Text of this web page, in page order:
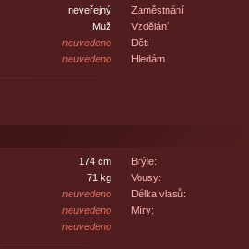
neveřejný
Muž
neuvedeno
neuvedeno
Zaměstnání
Vzdělání
Děti
Hledám
174 cm
71 kg
neuvedeno
neuvedeno
neuvedeno
Brýle:
Vousy:
Délka vlasů:
Míry: